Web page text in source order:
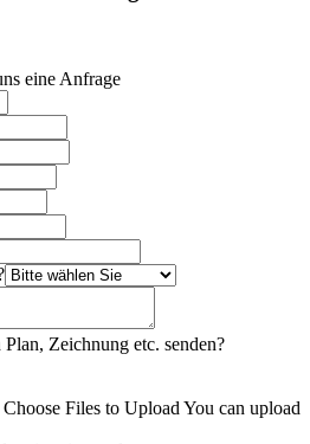
eine Anfrage
Zeichnung etc. senden?
Choose Files to Upload You can upload